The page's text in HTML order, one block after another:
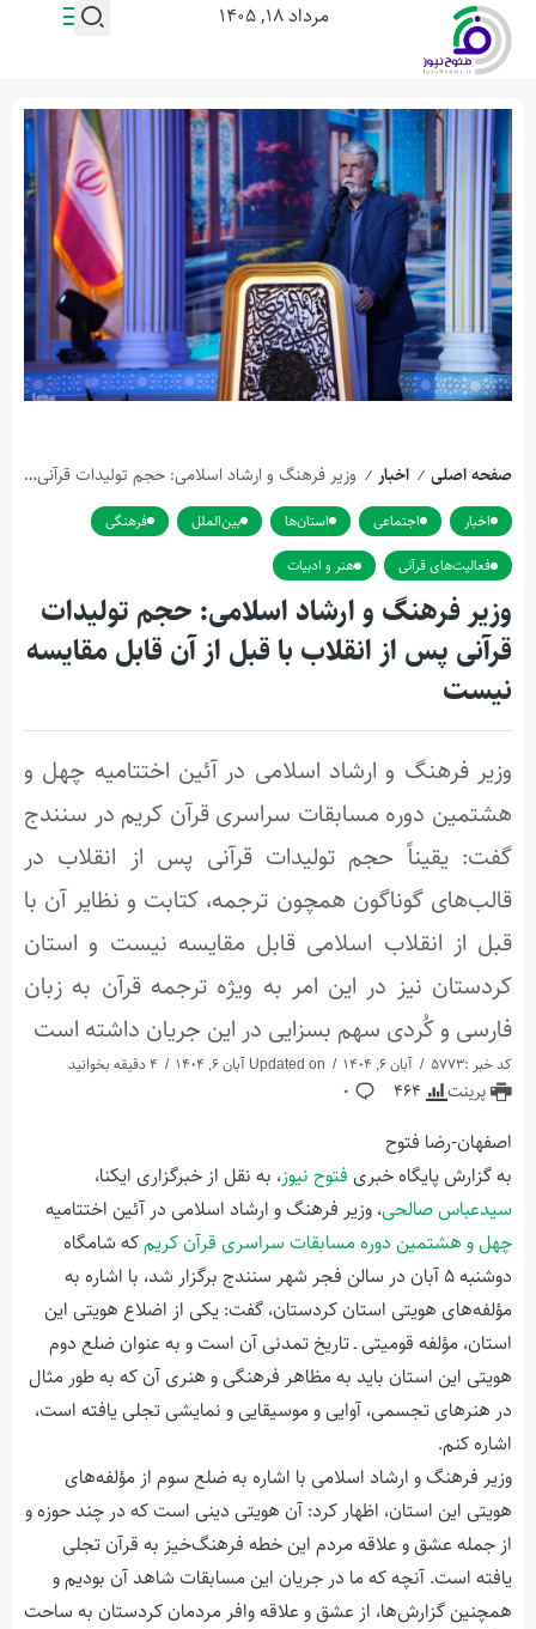
مرداد ۱۸, ۱۴۰۵
صفحه اصلی / اخبار / وزیر فرهنگ و ارشاد اسلامی: حجم تولیدات قرآنی پس از انقلاب با قبل از آن قابل مقایسه نیست
اخبار اجتماعی استان‌ها بین‌الملل
فرهنگی
فعالیت‌های قرآنی
هنر و ادبیات
وزیر فرهنگ و ارشاد اسلامی: حجم تولیدات
قرآنی پس از انقلاب با قبل از آن قابل مقایسه
نیست
وزیر فرهنگ و ارشاد اسلامی در آئین اختتامیه چهل و
هشتمین دوره مسابقات سراسری قرآن کریم در سنندج
گفت: یقیناً حجم تولیدات قرآنی پس از انقلاب در
قالب‌های گوناگون همچون ترجمه، کتابت و نظایر آن با
قبل از انقلاب اسلامی قابل مقایسه نیست و استان
کردستان نیز در این امر به ویژه ترجمه قرآن به زبان
فارسی و کُردی سهم بسزایی در این جریان داشته است
کد خبر :5773 آبان 6, 1404
پرینت 464
0
اصفهان-رضا فتوح
به گزارش پایگاه خبری فتوح نیوز، به نقل از خبرگزاری ایکنا،
سیدعباس صالحی، وزیر فرهنگ و ارشاد اسلامی در آئین اختتامیه
چهل و هشتمین دوره مسابقات سراسری قرآن کریمکه شامگاه
دوشنبه ۵ آبان در سالن فجر شهر سنندج برگزار شد، با اشاره به
مؤلفه‌های هویتی استان کردستان، گفت: یکی از اضلاع هویتی این
استان، مؤلفه قومیتی ـ تاریخ تمدنی آن است و به عنوان ضلع دوم
هویتی این استان باید به مظاهر فرهنگی و هنری آن که به طور مثال
در هنرهای تجسمی، آوایی و موسیقایی و نمایشی تجلی یافته است،
اشاره کنم.
وزیر فرهنگ و ارشاد اسلامی با اشاره به ضلع سوم از مؤلفه‌های
هویتی این استان، اظهار کرد: آن هویتی دینی است که در چند حوزه و
از جمله عشق و علاقه مردم این خطه فرهنگ‌خیز به قرآن تجلی
یافته است. آنچه که ما در جریان این مسابقات شاهد آن بودیم و
همچنین گزارش‌ها، از عشق و علاقه وافر مردمان کردستان به ساحت